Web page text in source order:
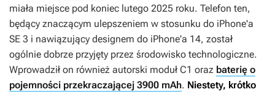
miała miejsce pod koniec lutego 2025 roku. Telefon ten,
będący znaczącym ulepszeniem w stosunku do iPhone'a
SE 3 i nawiązujący designem do iPhone'a 14, został
ogólnie dobrze przyjęty przez środowisko technologiczne.
Wprowadził on również autorski moduł C1 oraz baterię o
pojemności przekraczającej 3900 mAh. Niestety, krótko